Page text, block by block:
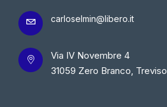
carloselmin@libero.it
Via IV Novembre 4
31059 Zero Branco, Treviso